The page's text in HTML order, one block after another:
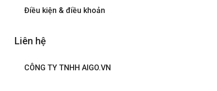
Điều kiện & điều khoản
Liên hệ
CÔNG TY TNHH AIGO.VN